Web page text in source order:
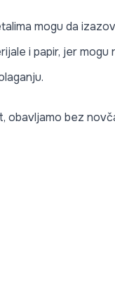
mogu da
i papir, jer mogu
obavljamo bez